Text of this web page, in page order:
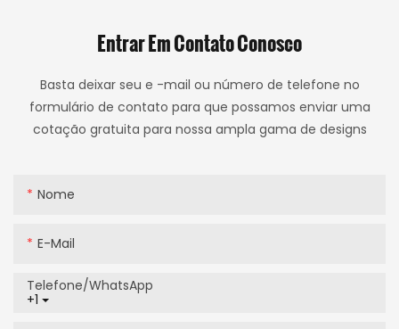
Entrar Em Contato Conosco
Basta deixar seu e -mail ou número de telefone no
formulário de contato para que possamos enviar uma
cotação gratuita para nossa ampla gama de designs
Nome
E-Mail
+1
Telefone/WhatsApp